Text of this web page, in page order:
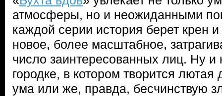
атмосферы, но и неожиданными
каждой серии история берет крен
новое, более масштабное,
число заинтересованных лиц. Ну
городке, в котором творится
ума или же, правда, бесчинствую